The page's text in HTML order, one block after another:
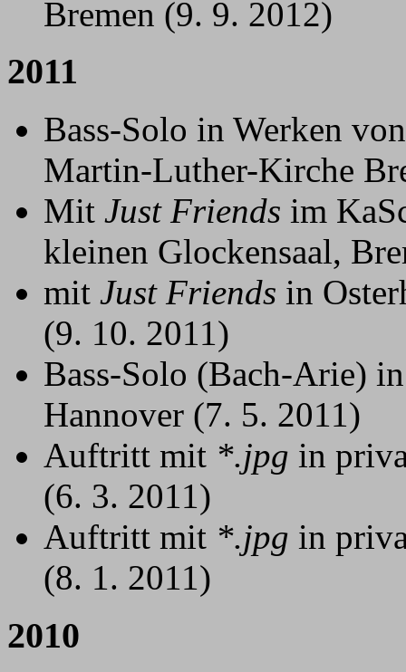
Bremen (9. 9. 2012)
2011
Bass-Solo in Werken
Martin-Luther-Kirche
Mit Just Friends im
kleinen Glockensaal,
mit Just Friends in
(9. 10. 2011)
Bass-Solo (Bach-Arie)
Hannover (7. 5. 2011)
Auftritt mit *.jpg in
(6. 3. 2011)
Auftritt mit *.jpg in
(8. 1. 2011)
2010